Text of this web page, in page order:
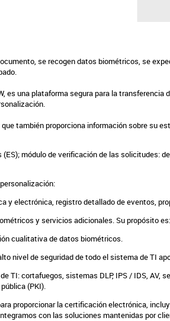
se recogen datos biométricos, se
es una plataforma segura para la
también proporciona información sobre su
(ES);módulo de verificación de las solicitudes:
y electrónica, registro detallado de eventos,
y servicios adicionales. Su propósito es:
cualitativa de datos biométricos.
nivel de seguridad de todo el sistema de TI
TI: cortafuegos, sistemas DLP, IPS / IDS, AV,
(PKI).
proporcionar la certificación electrónica,
con las soluciones mantenidas por